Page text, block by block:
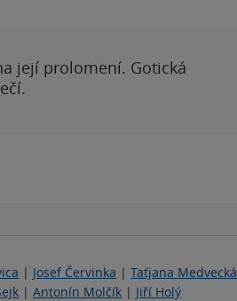
její prolomení. Gotická
| Josef Červinka |Taťjana Medvecká
|Antonín Molčík | Jiří Holý